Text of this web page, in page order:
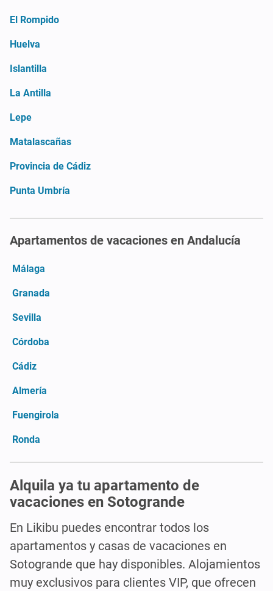
El Rompido
Huelva
Islantilla
La Antilla
Lepe
Matalascañas
Provincia de Cádiz
Punta Umbría
Apartamentos de vacaciones en Andalucía
Málaga
Granada
Sevilla
Córdoba
Cádiz
Almería
Fuengirola
Ronda
Alquila ya tu apartamento de
vacaciones en Sotogrande
En Likibu puedes encontrar todos los
apartamentos y casas de vacaciones en
Sotogrande que hay disponibles. Alojamientos
muy exclusivos para clientes VIP, que ofrecen